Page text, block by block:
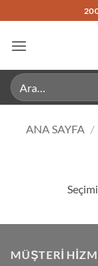
atla
Ara:
ANA SAYFA /
MÜŞTERI